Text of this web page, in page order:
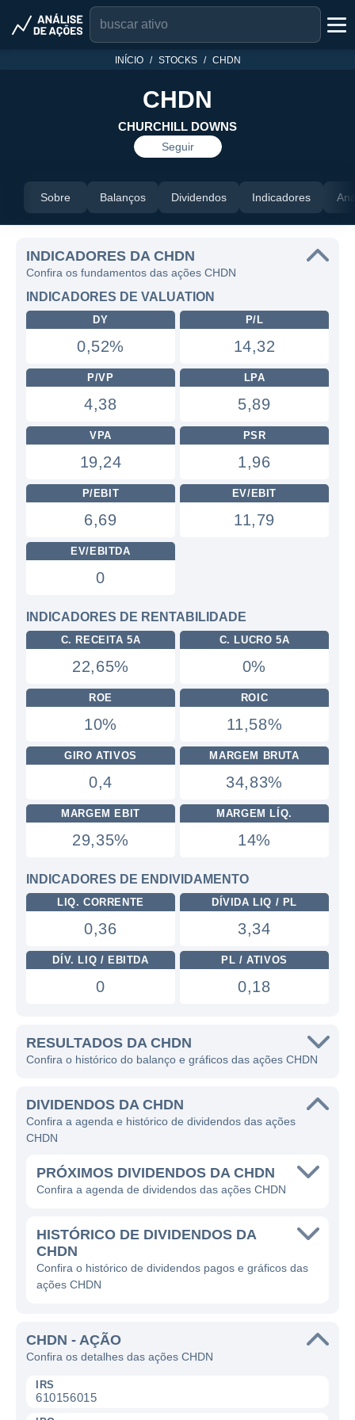
INÍCIO STOCKS CHDN
CHDN
CHURCHILL DOWNS
Seguir
Sobre Balanços Dividendos Indicadores
INDICADORES DA CHDN
Confira os fundamentos das ações CHDN
INDICADORES DE VALUATION
DY
0,52%
P/L
14,32
P/VP
4,38
LPA
5,89
VPA
19,24
PSR
1,96
P/EBIT
6,69
EV/EBIT
11,79
EV/EBITDA
0
INDICADORES DE RENTABILIDADE
C. RECEITA 5A
22,65%
C. LUCRO 5A
0%
ROE
10%
ROIC
11,58%
GIRO ATIVOS
0,4
MARGEM BRUTA
34,83%
MARGEM EBIT
29,35%
MARGEM LÍQ.
14%
INDICADORES DE ENDIVIDAMENTO
LIQ. CORRENTE
0,36
DÍVIDA LIQ / PL
3,34
DÍV. LIQ / EBITDA
0
PL / ATIVOS
0,18
RESULTADOS DA CHDN
Confira o histórico do balanço e gráficos das ações CHDN
DIVIDENDOS DA CHDN
Confira a agenda e histórico de dividendos das ações
CHDN
PRÓXIMOS DIVIDENDOS DA CHDN
Confira a agenda de dividendos das ações CHDN
HISTÓRICO DE DIVIDENDOS DA
CHDN
Confira o histórico de dividendos pagos e gráficos das
ações CHDN
CHDN - AÇÃO
Confira os detalhes das ações CHDN
IRS
610156015